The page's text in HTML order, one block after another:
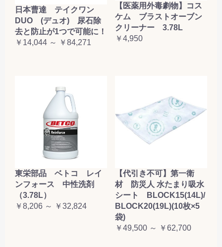
日本曹達 テイクワン
DUO (デュオ) 尿石除
去と防止が1つで可能に！
￥14,044 ～ ￥84,271
【医薬用外毒劇物】コス
ケム ブラストオーブン
クリーナー 3.78L
￥4,950
東栄部品 ベトコ レイ
ンフォース 中性洗剤
（3.78L）
￥8,206 ～ ￥32,824
【代引き不可】第一衛
材 防災人 水たまり吸水
シート BLOCK15(14L)/
BLOCK20(19L)(10枚×5
袋)
￥49,500 ～ ￥62,700